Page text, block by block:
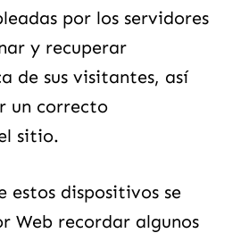
por los servidores
y recuperar
de sus visitantes, así
un correcto
sitio.
estos dispositivos se
Web recordar algunos